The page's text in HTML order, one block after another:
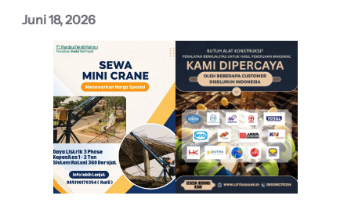
Juni 18, 2026